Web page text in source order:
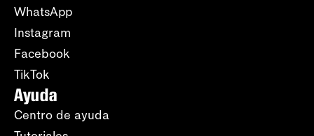
WhatsApp
Instagram
Facebook
TikTok
Ayuda
Centro de ayuda